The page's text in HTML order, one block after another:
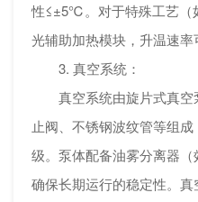
性≤±5℃。对于特殊工艺（
光辅助加热模块，升温速率
3. 真空系统：
真空系统由旋片式真
止阀、不锈钢波纹管等组
级。泵体配备油雾分离器（
确保长期运行的稳定性。